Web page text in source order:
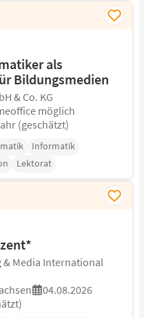
als
Bildungsmedien
& Co. KG
möglich
(geschätzt)
Informatik
Lektorat
& Media International
04.08.2026